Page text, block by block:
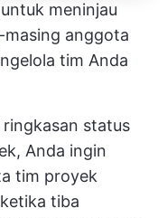
meninjau
masing anggota
tim Anda
status
Anda ingin
tim proyek
tiba